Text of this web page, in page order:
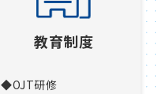
教育制度
◆OJT研修